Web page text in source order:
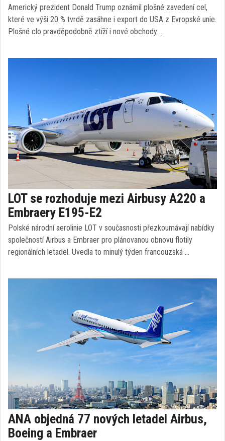
Americký prezident Donald Trump oznámil plošné zavedení cel,
které ve výši 20 % tvrdě zasáhne i export do USA z Evropské unie.
Plošné clo pravděpodobně ztíží i nové obchody …
LOT se rozhoduje mezi Airbusy A220 a
Embraery E195-E2
Polské národní aerolinie LOT v současnosti přezkoumávají nabídky
společností Airbus a Embraer pro plánovanou obnovu flotily
regionálních letadel. Uvedla to minulý týden francouzská …
ANA objedná 77 nových letadel Airbus,
Boeing a Embraer